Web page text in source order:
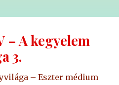
– A kegyelem
3.
– Eszter médium